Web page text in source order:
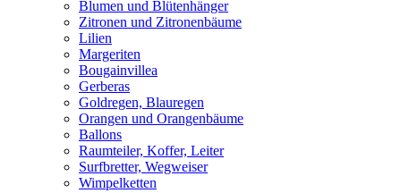
Blumen und Blütenhänger
Zitronen und Zitronenbäume
Lilien
Margeriten
Bougainvillea
Gerberas
Goldregen, Blauregen
Orangen und Orangenbäume
Ballons
Raumteiler, Koffer, Leiter
Surfbretter, Wegweiser
Wimpelketten